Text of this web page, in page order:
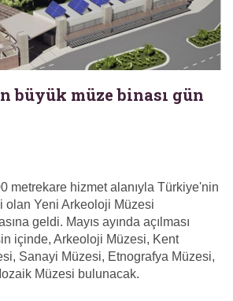
büyük müze binası gün
metrekare hizmet alanıyla Türkiye'nin
olan Yeni Arkeoloji Müzesi
geldi. Mayıs ayında açılması
içinde, Arkeoloji Müzesi, Kent
Sanayi Müzesi, Etnografya Müzesi,
Müzesi bulunacak.